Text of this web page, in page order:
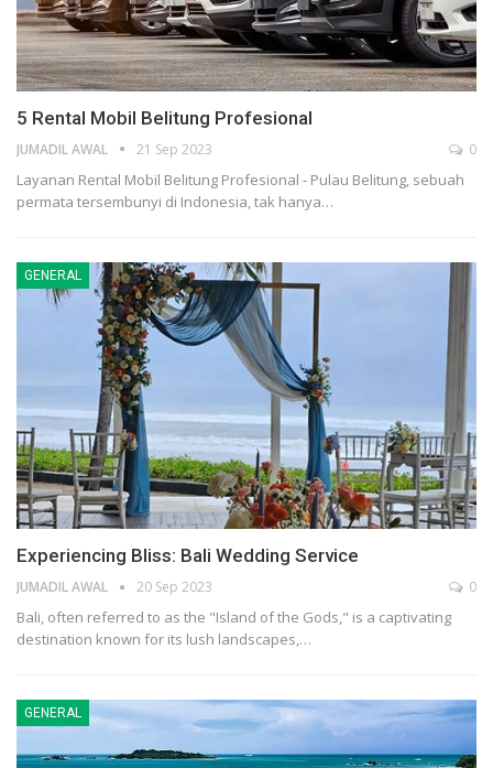
5 Rental Mobil Belitung Profesional
JUMADIL AWAL 21 Sep 2023 0
Layanan Rental Mobil Belitung Profesional - Pulau Belitung, sebuah
permata tersembunyi di Indonesia, tak hanya…
GENERAL
Experiencing Bliss: Bali Wedding Service
JUMADIL AWAL 20 Sep 2023 0
Bali, often referred to as the "Island of the Gods," is a captivating
destination known for its lush landscapes,…
GENERAL